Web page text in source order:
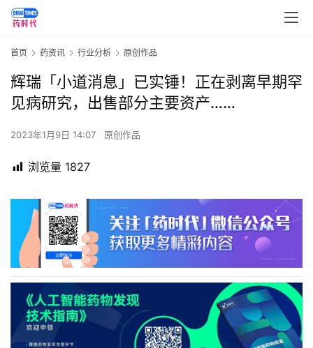
首页 药资讯 行业分析 原创作品
辉瑞「小道消息」已实锤！正在剥离早期罕
见病研究，出售部分主要资产……
2023年1月9日 14:07 原创作品
浏览量 1827